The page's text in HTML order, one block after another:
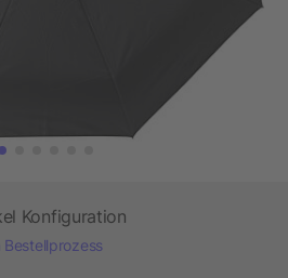
Konfiguration